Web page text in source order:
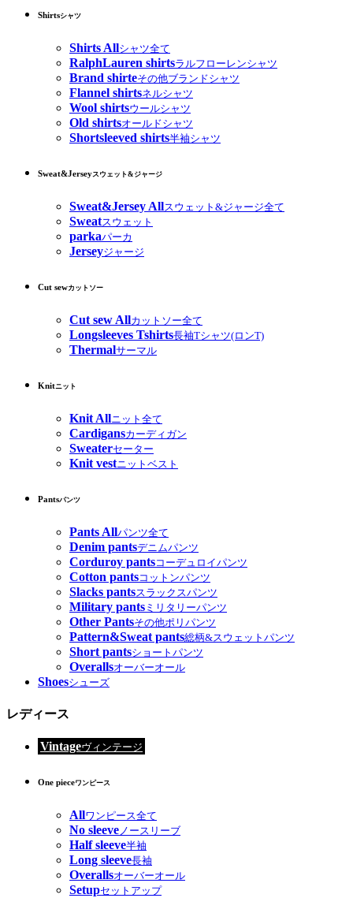
Shirtsシャツ
Shirts Allシャツ全て
RalphLauren shirtsラルフローレンシャツ
Brand shirteその他ブランドシャツ
Flannel shirtsネルシャツ
Wool shirtsウールシャツ
Old shirtsオールドシャツ
Shortsleeved shirts半袖シャツ
Sweat&Jerseyスウェット&ジャージ
Sweat&Jersey Allスウェット&ジャージ全て
Sweatスウェット
parkaパーカ
Jerseyジャージ
Cut sewカットソー
Cut sew Allカットソー全て
Longsleeves Tshirts長袖Tシャツ(ロンT)
Thermalサーマル
Knitニット
Knit Allニット全て
Cardigansカーディガン
Sweaterセーター
Knit vestニットベスト
Pantsパンツ
Pants Allパンツ全て
Denim pantsデニムパンツ
Corduroy pantsコーデュロイパンツ
Cotton pantsコットンパンツ
Slacks pantsスラックスパンツ
Military pants ミリタリーパンツ
Other Pantsその他ポリパンツ
Pattern&Sweat pants総柄&スウェットパンツ
Short pantsショートパンツ
Overallsオーバーオール
Shoesシューズ
レディース
Vintageヴィンテージ
One pieceワンピース
Allワンピース全て
No sleeveノースリーブ
Half sleeve半袖
Long sleeve長袖
Overallsオーバーオール
Setupセットアップ